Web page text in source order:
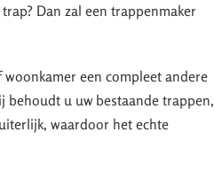
Dan zal een trappenmaker
een compleet andere
behoudt u uw bestaande trappen,
waardoor het echte